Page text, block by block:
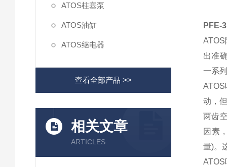
ATOS柱塞泵
ATOS油缸
ATOS继电器
查看全部产品 >>
相关文章
ARTICLES
PFE-
出准
一系
动，
两齿
因素
量)。
ATOS